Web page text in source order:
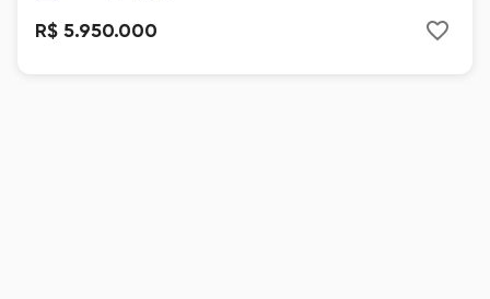
R$ 5.950.000